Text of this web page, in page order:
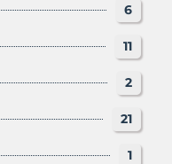
6
11
2
21
1